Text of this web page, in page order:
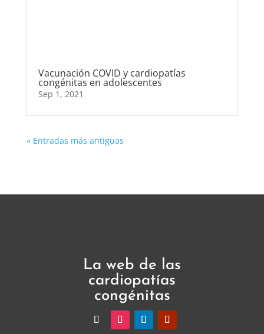
Vacunación COVID y cardiopatías
congénitas en adolescentes
Sep 1, 2021
« Entradas más antiguas
La web de las
cardiopatías
congénitas